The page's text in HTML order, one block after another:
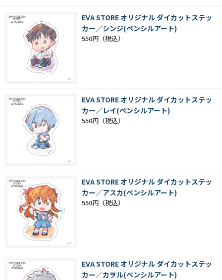
EVA STORE オリジナル ダイカットステッ
カー／シンジ(ペンシルアート)
550円
EVA STORE オリジナル ダイカットステッ
カー／レイ(ペンシルアート)
550円
EVA STORE オリジナル ダイカットステッ
カー／アスカ(ペンシルアート)
550円
EVA STORE オリジナル ダイカットステッ
カー／カヲル(ペンシルアート)